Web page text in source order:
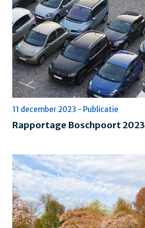
Rapportage Boschpoort 2023
11 december 2023 - Publicatie